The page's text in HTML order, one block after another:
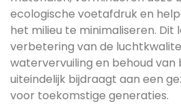
ecologische voetafdruk en
het milieu te minimaliseren. Dit
verbetering van de
watervervuiling en behoud van
uiteindelijk bijdraagt aan een
voor toekomstige generaties.